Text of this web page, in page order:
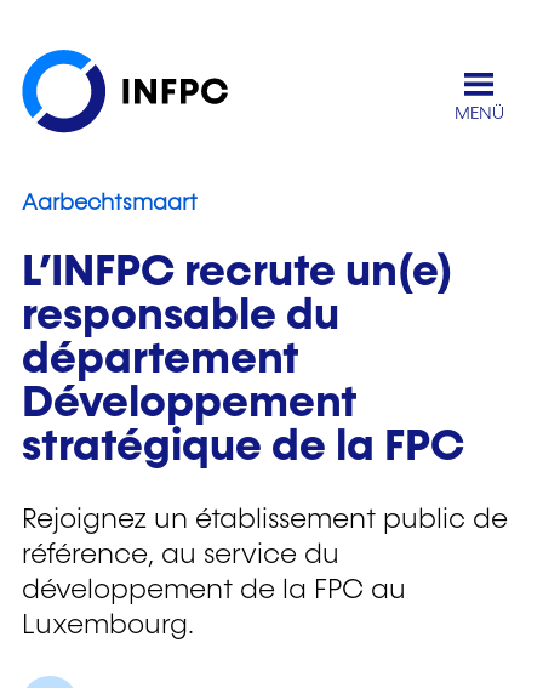
MENÜ
Am Fokus
Aarbechtsmaart
L’INFPC recrute un(e)
responsable du
département
Développement
stratégique de la FPC
Rejoignez un établissement public de
référence, au service du
développement de la FPC au
Luxembourg.